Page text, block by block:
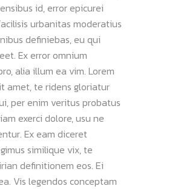
id, error epicurei
urbanitas moderatius
definiebas, eu qui
Ex error omnium
alia illum ea vim. Lorem
amet, te ridens gloriatur
per enim veritus probatus
exerci dolore, usu ne
Ex eam diceret
similique vix, te
definitionem eos. Ei
Vis legendos conceptam